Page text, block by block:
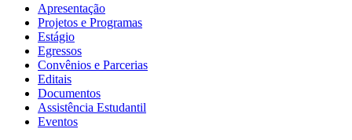
Apresentação
Projetos e Programas
Estágio
Egressos
Convênios e Parcerias
Editais
Documentos
Assistência Estudantil
Eventos